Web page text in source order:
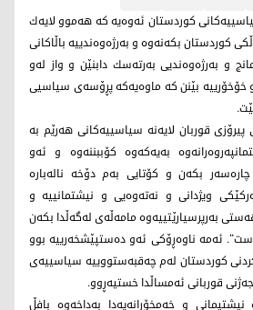
كوردستان ئەوەیە كە هەموو لایەك
كوردستان بكەنەوە و بەرژەوەندییە باڵاكانی
و بەرژەوەندیی بەرتەسك دابنێن و واز لەو
خۆخۆرییە بێنن كە ماوەیەكە پڕۆسەی سیاسیی
قوربان لایەنە سیاسییەكانی هەرێم بە
بەیەكەوە كۆببننەوە و ئەو
بكەن و كۆتایی بەم دۆخە نالەبارە
ویژدانی و نەتەوەیی و نیشتمانییە و
بەرپرسیارێتییەوە مامەڵەی لەگەڵدا بكەن
ئەمە ناوەڕۆكی ئەو دەستپێشخەرییە بوو
كوردستان لەم چەقبەستووییە سیاسییەی
قوربانی ئەمساڵدا خستیەڕوو.
و خەمخۆرانەیەدا بەداخەوە بافڵ